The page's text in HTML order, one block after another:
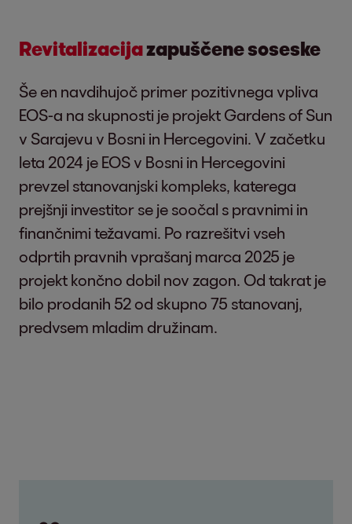
Revitalizacijazapuščene soseske
Še en navdihujoč primer pozitivnega vpliva
EOS-a na skupnosti je projekt Gardens of Sun
v Sarajevu v Bosni in Hercegovini. V začetku
leta 2024 je EOS v Bosni in Hercegovini
prevzel stanovanjski kompleks, katerega
prejšnji investitor se je soočal s pravnimi in
finančnimi težavami. Po razrešitvi vseh
odprtih pravnih vprašanj marca 2025 je
projekt končno dobil nov zagon. Od takrat je
bilo prodanih 52 od skupno 75 stanovanj,
predvsem mladim družinam.